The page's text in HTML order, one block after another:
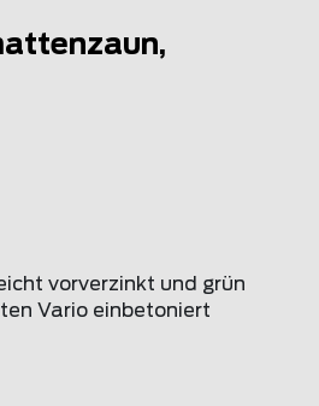
vorverzinkt und grün
Vario einbetoniert